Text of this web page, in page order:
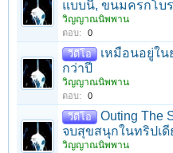
แบบนี้, ขนมครกโบ
วิญญาณนิพพาน
ตอบ: 0
วีดีโอ
เหมือนอยู่ใ
กว่าปี
วิญญาณนิพพาน
ตอบ: 0
วีดีโอ
Outing The
จบสุขสนุกในทริปเดี
วิญญาณนิพพาน